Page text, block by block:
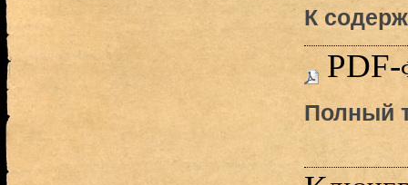
К
PDF-
Полный